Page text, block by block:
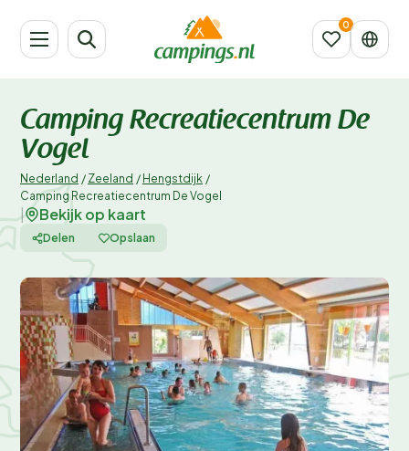
Camping Recreatiecentrum De
Vogel
Nederland / Zeeland / Hengstdijk /
Camping Recreatiecentrum De Vogel
Bekijk op kaart
Delen Opslaan